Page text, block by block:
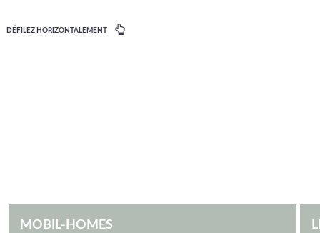
DÉFILEZ HORIZONTALEMENT
MOBIL-HOMES